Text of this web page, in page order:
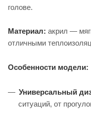
голове.
Материал: акрил —
отличными
Особенности модели:
Универсальный
ситуаций, от